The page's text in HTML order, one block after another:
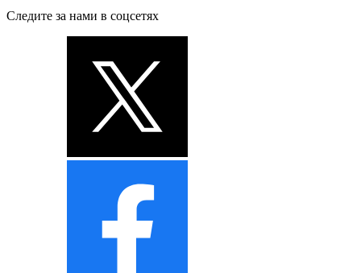
Следите за нами в соцсетях